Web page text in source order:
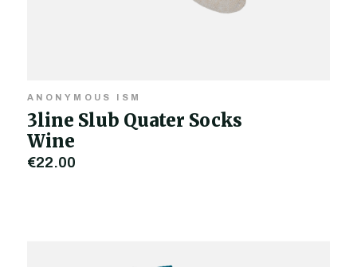
ANONYMOUS ISM
3line Slub Quater Socks
Wine
€22,00